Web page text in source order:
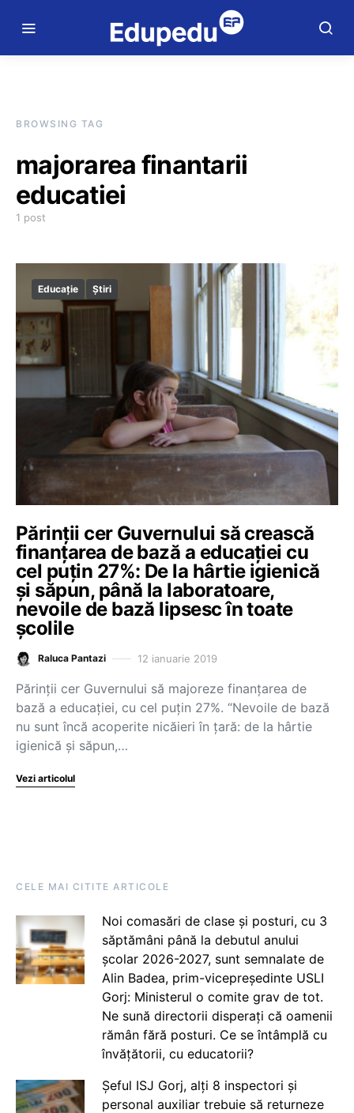
BROWSING TAG
majorarea finantarii
educatiei
1 post
Educație Știri
Părinții cer Guvernului să crească
finanțarea de bază a educației cu
cel puțin 27%: De la hârtie igienică
și săpun, până la laboratoare,
nevoile de bază lipsesc în toate
școlile
Raluca Pantazi 12 ianuarie 2019
Părinții cer Guvernului să majoreze finanțarea de
bază a educației, cu cel puțin 27%. “Nevoile de bază
nu sunt încă acoperite nicăieri în țară: de la hârtie
igienică și săpun,…
Vezi articolul
CELE MAI CITITE ARTICOLE
Noi comasări de clase și posturi, cu 3
săptămâni până la debutul anului
școlar 2026-2027, sunt semnalate de
Alin Badea, prim-vicepreședinte USLI
Gorj: Ministerul o comite grav de tot.
Ne sună directorii disperați că oamenii
rămân fără posturi. Ce se întâmplă cu
învățătorii, cu educatorii?
Șeful ISJ Gorj, alți 8 inspectori și
personal auxiliar trebuie să returneze